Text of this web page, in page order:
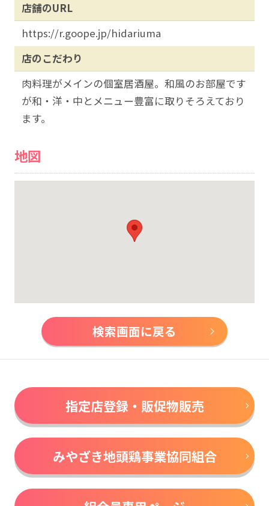
店舗のURL
https://r.goope.jp/hidariuma
店のこだわり
肉料理がメインの個室居酒屋。和風のお部屋です
が和・洋・中とメニュー豊富に取りそろえており
ます。
地図
検索画面に戻る
指定店登録・販促物販売
みやざき地頭鶏事業協同組合